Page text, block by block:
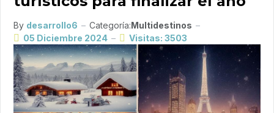
By desarrollo6 Categoría:Multidestinos
05 Diciembre 2024
Visitas: 3503